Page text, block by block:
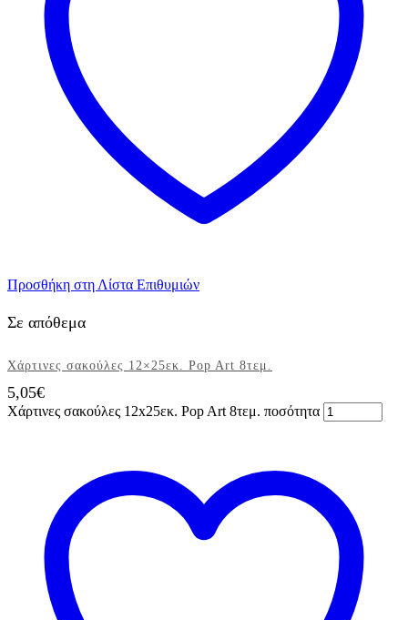
Προσθήκη στη Λίστα Επιθυμιών
Σε απόθεμα
Χάρτινες σακούλες 12×25εκ. Pop Art 8τεμ.
5,05€
Χάρτινες σακούλες 12x25εκ. Pop Art 8τεμ. ποσότητα